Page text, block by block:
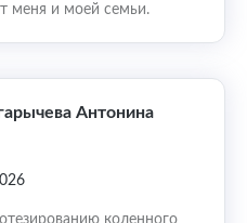
меня и моей семьи.
Антонина
коленного